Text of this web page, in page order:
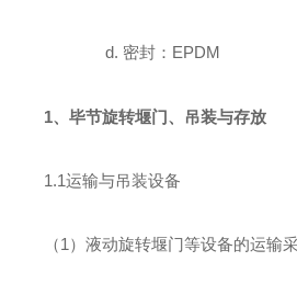
d. 密封：EPDM
1、毕节旋转堰门、吊装与存放
1.1运输与吊装设备
（1）液动旋转堰门等设备的运输